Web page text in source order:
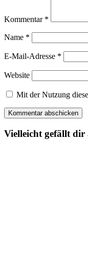
Kommentar *
Name *
E-Mail-Adresse *
Website
Mit der Nutzung
Vielleicht gefällt dir